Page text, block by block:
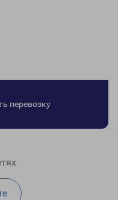
перевозку